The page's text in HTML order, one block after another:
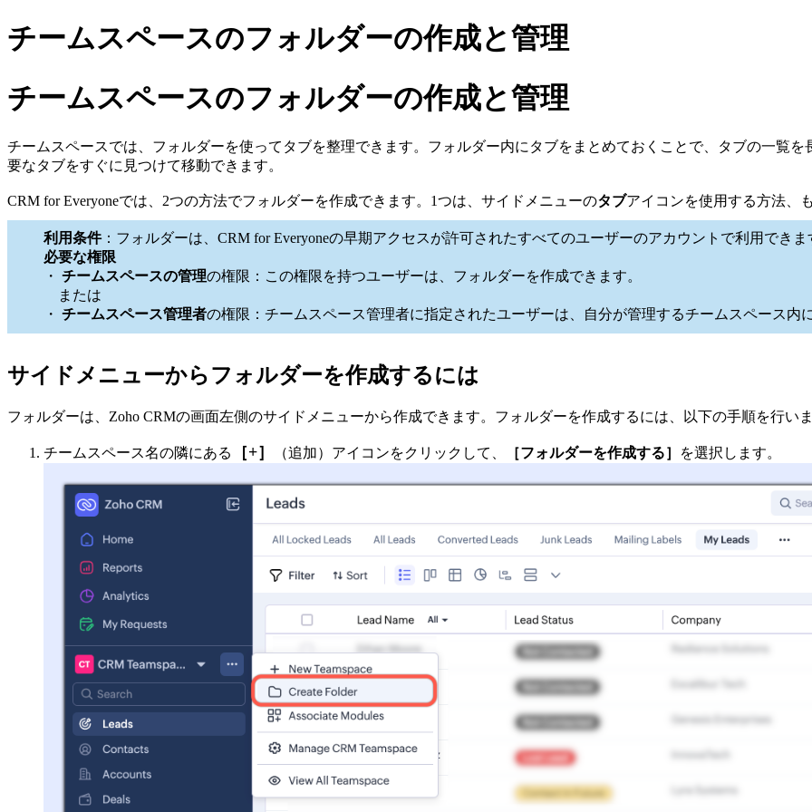
チームスペースのフォルダーの作成と管理
チームスペースのフォルダーの作成と管理
チームスペースでは、フォルダーを使ってタブを整理できます。フォルダー内にタブをまとめておくことで、タブの一覧
要なタブをすぐに見つけて移動できます。
CRM for Everyoneでは、2つの方法でフォルダーを作成できます。1つは、サイドメニューのタブアイコンを使用する方法、
利用条件：フォルダーは、CRM for Everyoneの早期アクセスが許可されたすべてのユーザーのアカウントで利用でき
必要な権限
・ チームスペースの管理の権限：この権限を持つユーザーは、フォルダーを作成できます。
または
・ チームスペース管理者の権限：チームスペース管理者に指定されたユーザーは、自分が管理するチームスペース内
サイドメニューからフォルダーを作成するには
フォルダーは、Zoho CRMの画面左側のサイドメニューから作成できます。フォルダーを作成するには、以下の手順を行い
チームスペース名の隣にある ［+］ （追加）アイコンをクリックして、 ［フォルダーを作成する］ を選択します。